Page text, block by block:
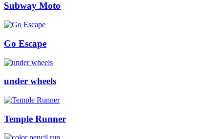
Subway Moto
Go Escape
under wheels
Temple Runner